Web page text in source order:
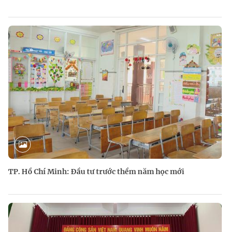
TP. Hồ Chí Minh: Đầu tư trước thềm năm học mới